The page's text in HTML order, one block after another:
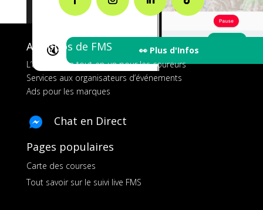
🔇 👀 Plus d'Infos
A propos de FMS
L’application tout-en-un pour les coureurs
Services aux organisateurs d’événements
Ads pour les marques
Chat en Direct
Pages populaires
Carte des courses
Tout savoir sur le suivi live FMS